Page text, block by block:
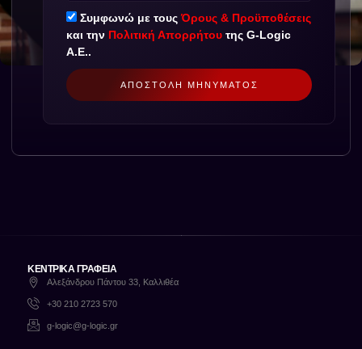
Συμφωνώ με τουςΌρους & Προϋποθέσεις
και την Πολιτική Απορρήτου της G-Logic
Α.Ε..
ΑΠΟΣΤΟΛΉ ΜΗΝΎΜΑΤΟΣ
ΚΕΝΤΡΙΚΑ ΓΡΑΦΕΙΑ
Αλεξάνδρου Πάντου 33, Καλλιθέα
+30 210 2723 570
g-logic@g-logic.gr